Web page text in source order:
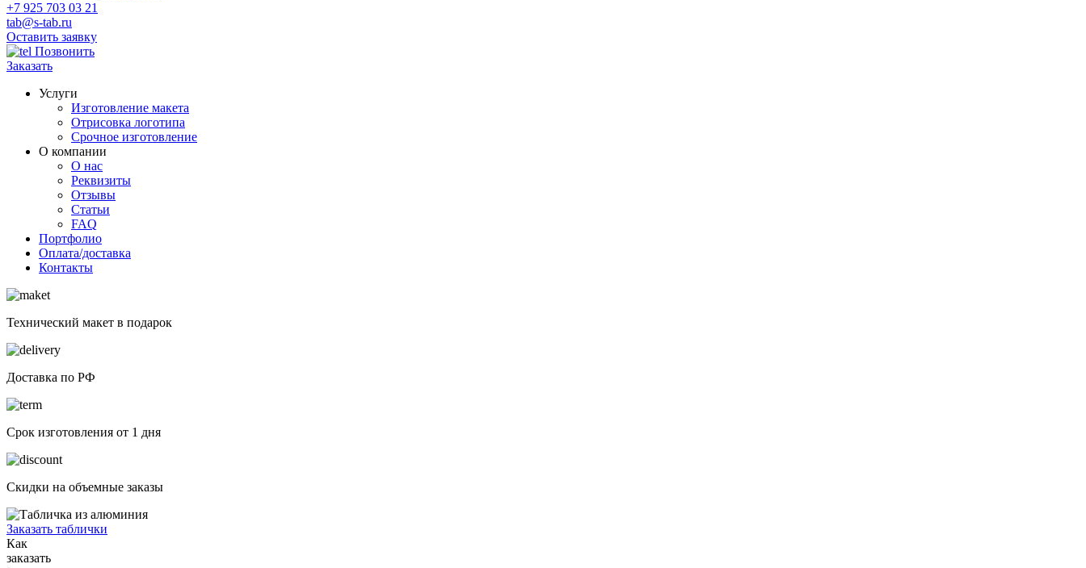
+7 925 703 03 21
tab@s-tab.ru
Оставить заявку
Позвонить
Заказать
Услуги
Изготовление макета
Отрисовка логотипа
Срочное изготовление
О компании
О нас
Реквизиты
Отзывы
Статьи
FAQ
Портфолио
Оплата/доставка
Контакты
Технический макет в подарок
Доставка по РФ
Срок изготовления от 1 дня
Скидки на объемные заказы
Заказать таблички
Как
заказать